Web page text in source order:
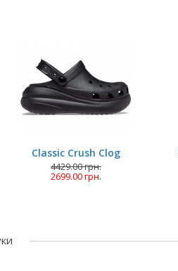
Classic Crush Clog
4429.00 грн.
2699.00 грн.